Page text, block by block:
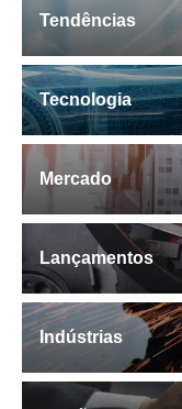
Tendências
Tecnologia
Mercado
Lançamentos
Indústrias